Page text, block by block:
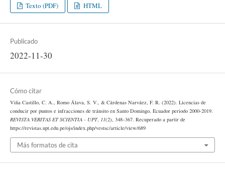
Texto (PDF) HTML
Publicado
2022-11-30
Cómo citar
Viña Castillo, C. A., Romo Álava, S. V., & Cárdenas Narváez, F. R. (2022). Licencias de
conducir por puntos e infracciones de tránsito en Santo Domingo, Ecuador periodo 2000-2019.
REVISTA VERITAS ET SCIENTIA - UPT, 11(2), 348–367. Recuperado a partir de
https://revistas.upt.edu.pe/ojs/index.php/vestsc/article/view/689
Más formatos de cita